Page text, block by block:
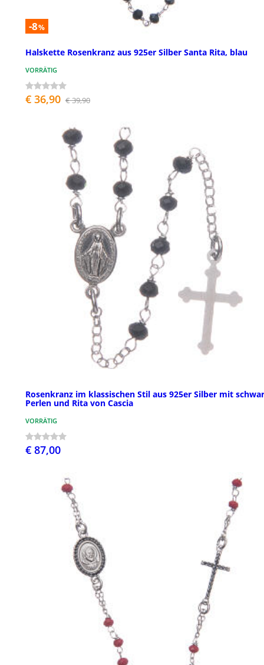
-8%
Halskette Rosenkranz aus 925er Silber Santa Rita, blau
VORRÄTIG
€ 36,90 € 39,90
Rosenkranz im klassischen Stil aus 925er Silber mit
Perlen und Rita von Cascia
VORRÄTIG
€ 87,00